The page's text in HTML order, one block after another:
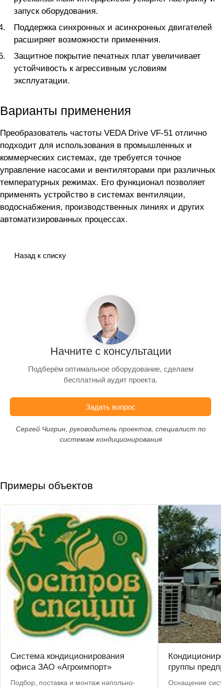
запуск оборудования.
Поддержка синхронных и асинхронных двигателей
расширяет возможности применения.
Защитное покрытие печатных плат увеличивает
устойчивость к агрессивным условиям
эксплуатации.
Варианты применения
Преобразователь частоты VEDA Drive VF-51 отлично
подходит для использования в промышленных и
коммерческих системах, где требуется точное
управление насосами и вентиляторами при различных
температурных режимах. Его функционал позволяет
применять устройство в системах вентиляции,
водоснабжения, производственных линиях и других
автоматизированных процессах.
Назад к списку
Начните с консультации
Подберём оптимальное оборудование, сделаем
бесплатный аудит проекта.
Задать вопрос
Сергей Чигрин, руководитель проектов, специалист по
системам кондиционирования
Примеры объектов
Система кондиционирования
офиса ЗАО «Агроимпорт»
Подбор, поставка и монтаж напольно-
группы
Оснащение